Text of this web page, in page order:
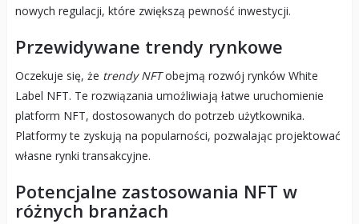
nowych regulacji, które zwiększą pewność inwestycji.
Przewidywane trendy rynkowe
Oczekuje się, że trendy NFTobejmą rozwój rynków White
Label NFT. Te rozwiązania umożliwiają łatwe uruchomienie
platform NFT, dostosowanych do potrzeb użytkownika.
Platformy te zyskują na popularności, pozwalając projektować
własne rynki transakcyjne.
Potencjalne zastosowania NFT w
różnych branżach